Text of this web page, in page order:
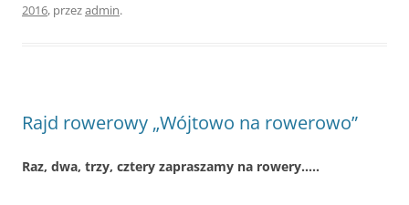
2016, przezadmin.
Rajd rowerowy „Wójtowo na rowerowo”
Raz, dwa, trzy, cztery zapraszamy na rowery…..